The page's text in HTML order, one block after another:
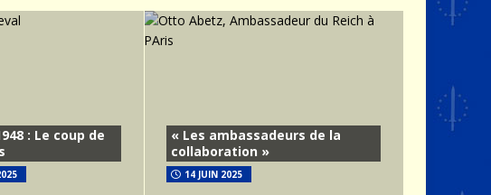
: Le coup de
« Les ambassadeurs de la
collaboration »
14 JUIN 2025